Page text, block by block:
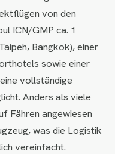
von den
ICN/GMP ca. 1
Bangkok), einer
sowie einer
vollständige
Anders als viele
Fähren angewiesen
was die Logistik
vereinfacht.